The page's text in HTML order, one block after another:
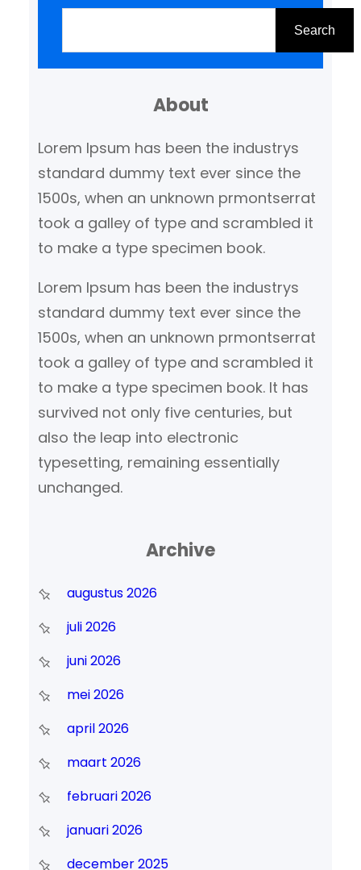
Search
About
Lorem Ipsum has been the industrys
standard dummy text ever since the
1500s, when an unknown prmontserrat
took a galley of type and scrambled it
to make a type specimen book.
Lorem Ipsum has been the industrys
standard dummy text ever since the
1500s, when an unknown prmontserrat
took a galley of type and scrambled it
to make a type specimen book. It has
survived not only five centuries, but
also the leap into electronic
typesetting, remaining essentially
unchanged.
Archive
augustus 2026
juli 2026
juni 2026
mei 2026
april 2026
maart 2026
februari 2026
januari 2026
december 2025